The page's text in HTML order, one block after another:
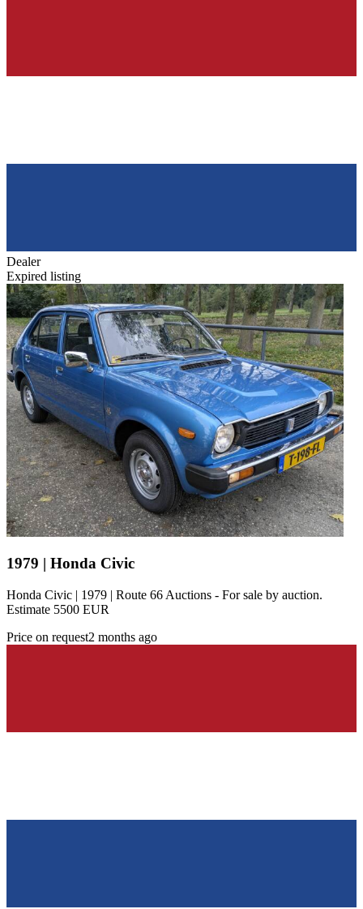
Dealer
Expired listing
1979 | Honda Civic
Honda Civic | 1979 | Route 66 Auctions - For sale by auction.
Estimate 5500 EUR
Price on request2 months ago